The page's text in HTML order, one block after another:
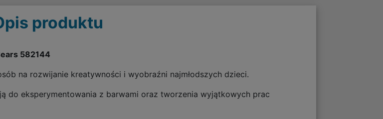
produktu
582144
na rozwijanie kreatywności i wyobraźni najmłodszych dzieci.
do eksperymentowania z barwami oraz tworzenia wyjątkowych prac